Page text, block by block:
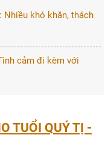
Nhiều khó khăn, thách
cảm đi kèm với
TUỔI QUÝ TỊ -